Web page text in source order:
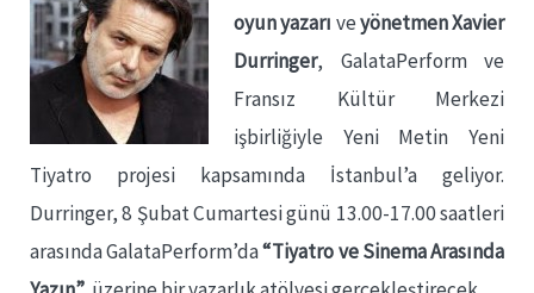
oyun yazarı veyönetmen Xavier
Durringer, GalataPerform ve
Fransız Kültür Merkezi
işbirliğiyle Yeni Metin Yeni
Tiyatro projesi kapsamında İstanbul’a geliyor.
Durringer, 8 Şubat Cumartesi günü 13.00-17.00 saatleri
arasında GalataPerform’da“Tiyatro ve Sinema Arasında